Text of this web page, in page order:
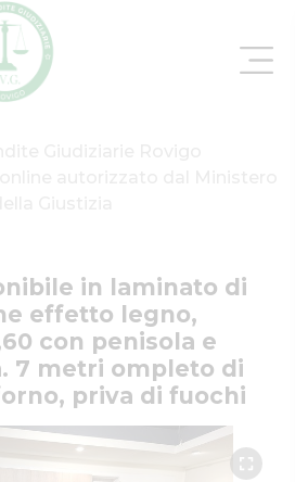
in laminato di
effetto legno,
con penisola e
7 metri ompleto di
priva di fuochi